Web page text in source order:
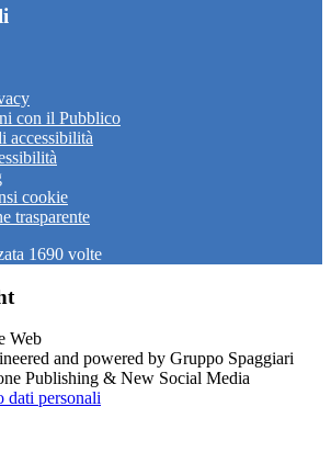
con il Pubblico
accessibilità
cookie
trasparente
1690 volte
and powered by Gruppo Spaggiari
Publishing & New Social Media
dati personali